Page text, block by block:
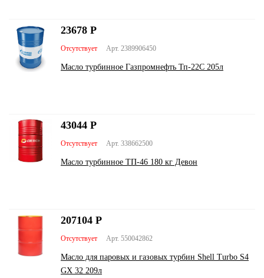
Арт. 2389906450
Отсутствует
Масло турбинное Газпромнефть Тп-22С 205л
23678 Р
Арт. 338662500
Отсутствует
Масло турбинное ТП-46 180 кг Девон
43044 Р
Арт. 550042862
Отсутствует
Масло для паровых и газовых турбин Shell Turbo S4
GX 32 209л
207104 Р